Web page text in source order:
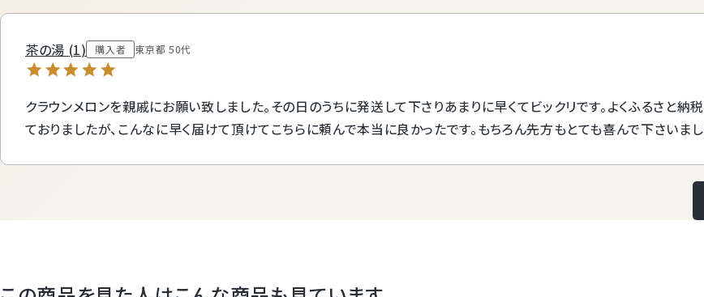
■マスクメ
梱包について
てご発送
しておりま
包装紙やリ
供 志 お返し
茶の湯 1 購入者 東京都 50代
クラウンメロンを親戚にお願い致しました。その日のうちに発送して下さりあまりに早くてビックリです。よくふるさと
ておりましたが、こんなに早く届けて頂けてこちらに頼んで本当に良かったです。もちろん先方もとても喜んで下さいまし